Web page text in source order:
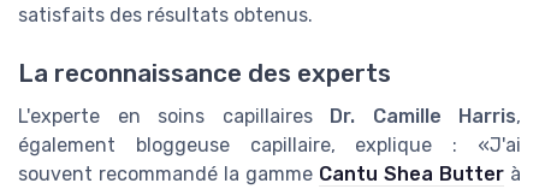
satisfaits des résultats obtenus.
La reconnaissance des experts
L'experte en soins capillaires Dr. Camille Harris,
également bloggeuse capillaire, explique : «J'ai
souvent recommandé la gamme Cantu Shea Butter à